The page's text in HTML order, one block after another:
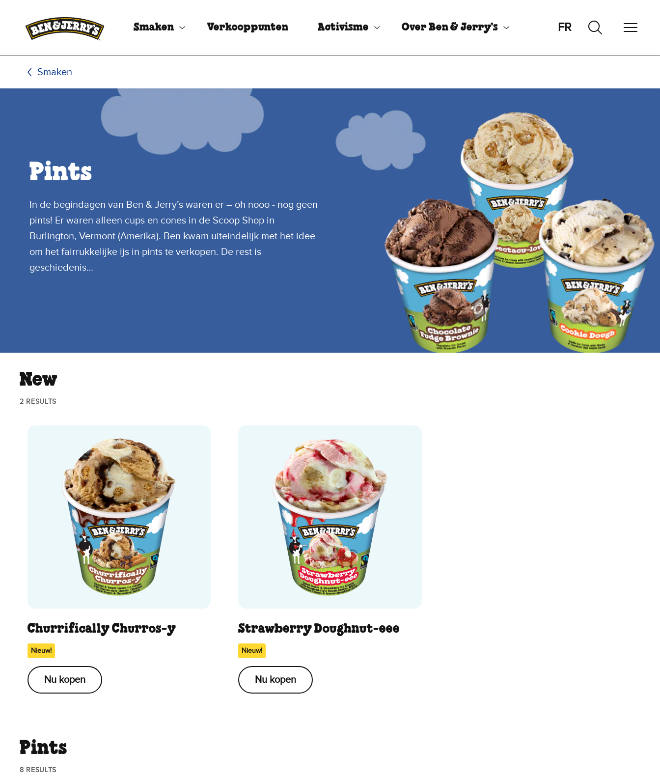
Smaken Verkooppunten Activisme Over Ben & Jerry’s FR
Smaken
Pints
In de begindagen van Ben & Jerry’s waren er – oh nooo - nog geen
pints! Er waren alleen cups en cones in de Scoop Shop in
Burlington, Vermont (Amerika). Ben kwam uiteindelijk met het idee
om het fairrukkelijke ijs in pints te verkopen. De rest is
geschiedenis…
New
2 RESULTS
Churrifically Churros-y
Nieuw!
Nu kopen
Strawberry Doughnut-eee
Nieuw!
Nu kopen
Pints
8 RESULTS